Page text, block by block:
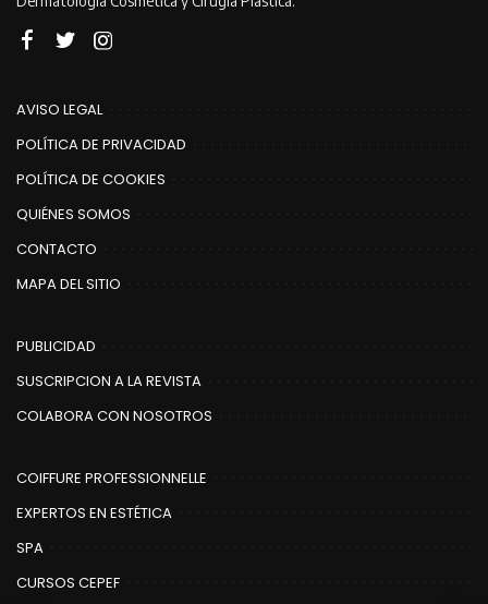
AVISO LEGAL
POLÍTICA DE PRIVACIDAD
POLÍTICA DE COOKIES
QUIÉNES SOMOS
CONTACTO
MAPA DEL SITIO
PUBLICIDAD
SUSCRIPCION A LA REVISTA
COLABORA CON NOSOTROS
COIFFURE PROFESSIONNELLE
EXPERTOS EN ESTÉTICA
SPA
CURSOS CEPEF